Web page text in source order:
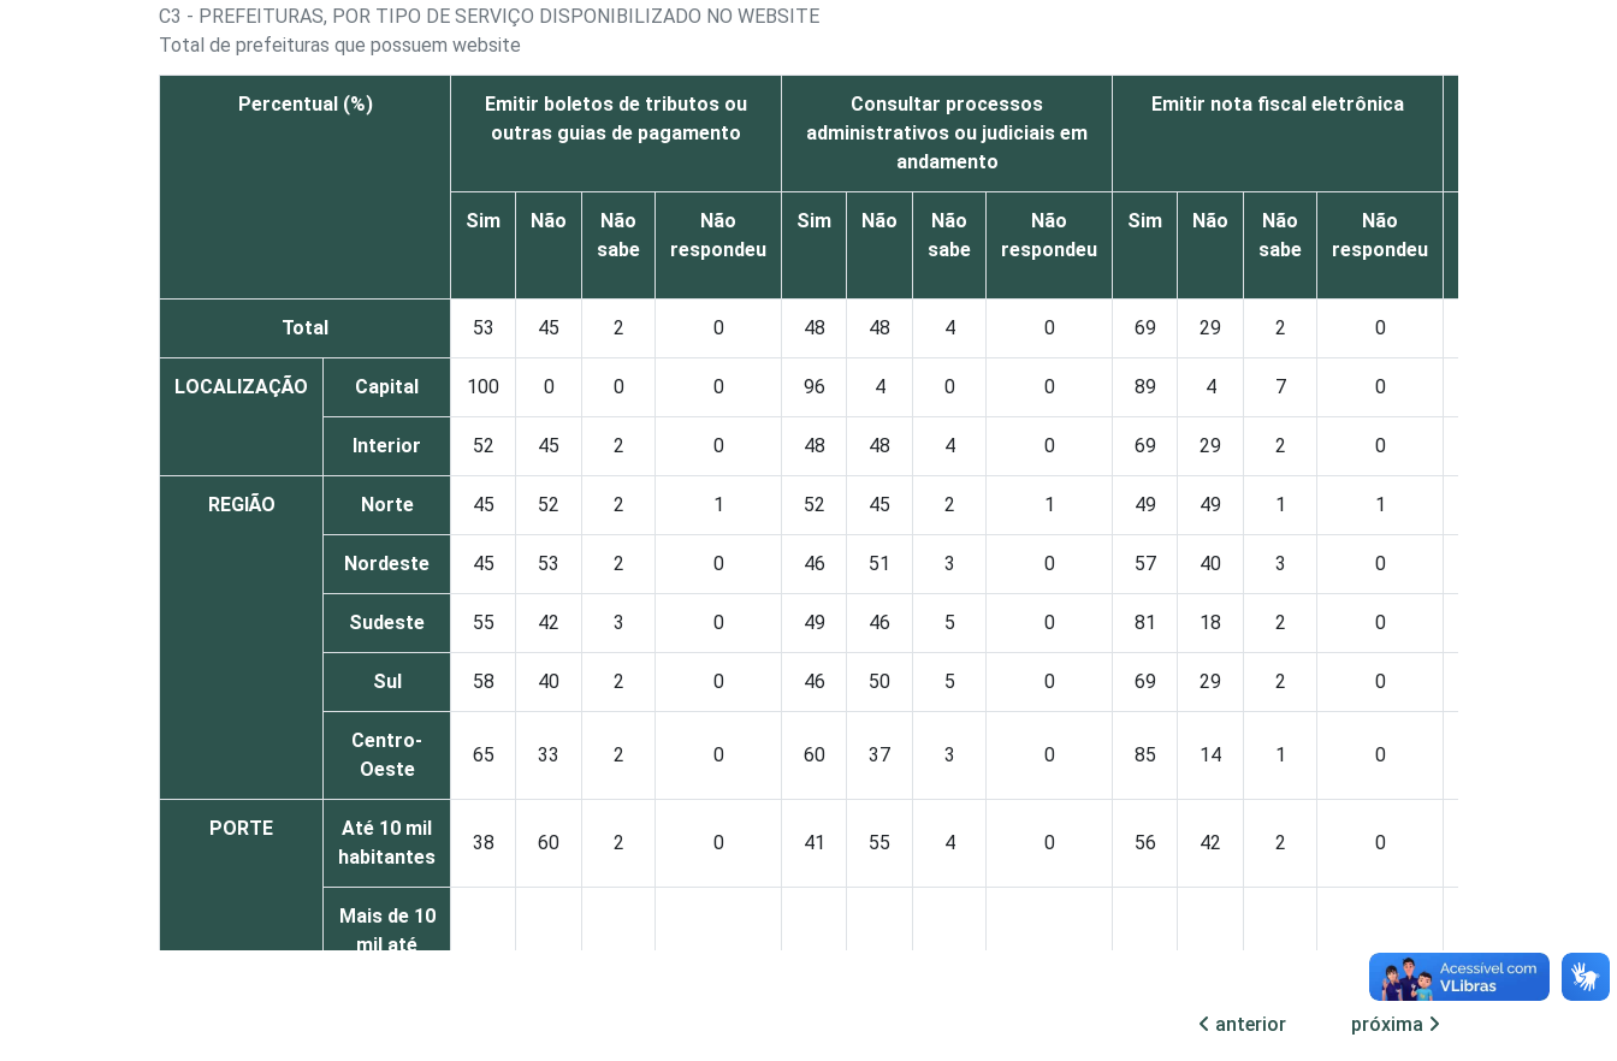
C3 - PREFEITURAS, POR TIPO DE SERVIÇO DISPONIBILIZADO NO WEBSITE
Total de prefeituras que possuem website
Percentual (%)
Emitir boletos de tributos ou
outras guias de pagamento
Consultar processos
administrativos ou judiciais em
andamento
Emitir nota fiscal eletrônica
Sim Não
Não
sabe
Não
respondeu
Sim Não
Não
sabe
Não
respondeu
Sim Não
Não
sabe
Não
respondeu
Total 53 45 2 0 48 48 4 0 69 29 2 0
LOCALIZAÇÃO Capital 100 0 0 0 96 4 0 0 89 4 7 0
Interior 52 45 2 0 48 48 4 0 69 29 2 0
REGIÃO Norte 45 52 2 1 52 45 2 1 49 49 1 1
Nordeste 45 53 2 0 46 51 3 0 57 40 3 0
Sudeste 55 42 3 0 49 46 5 0 81 18 2 0
Sul 58 40 2 0 46 50 5 0 69 29 2 0
Centro-
Oeste
65 33 2 0 60 37 3 0 85 14 1 0
PORTE
Até 10 mil
habitantes
38 60 2 0 41 55 4 0 56 42 2 0
Mais de 10
mil até
0 88 11 1
anterior próxima